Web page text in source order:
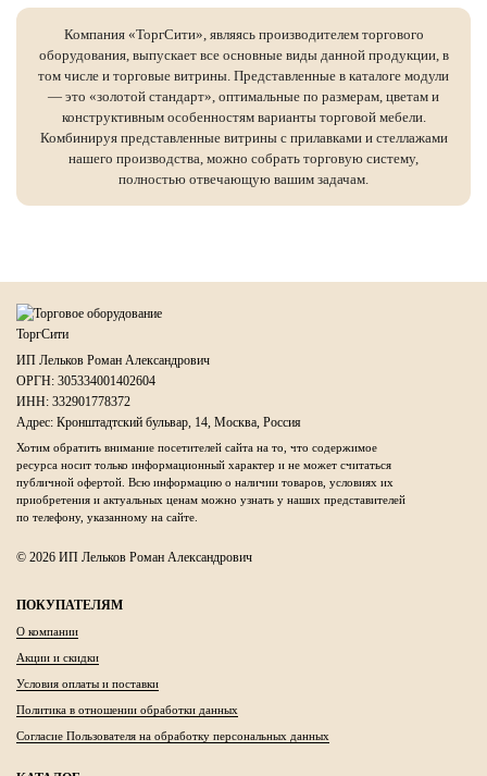
Компания «ТоргСити», являясь производителем торгового
оборудования, выпускает все основные виды данной продукции, в
том числе и торговые витрины. Представленные в каталоге модули
— это «золотой стандарт», оптимальные по размерам, цветам и
конструктивным особенностям варианты торговой мебели.
Комбинируя представленные витрины с прилавками и стеллажами
нашего производства, можно собрать торговую систему,
полностью отвечающую вашим задачам.
ИП Лельков Роман Александрович
ОРГН: 305334001402604
ИНН: 332901778372
Адрес: Кронштадтский бульвар, 14, Москва, Россия
Хотим обратить внимание посетителей сайта на то, что содержимое
ресурса носит только информационный характер и не может считаться
публичной офертой. Всю информацию о наличии товаров, условиях их
приобретения и актуальных ценам можно узнать у наших представителей
по телефону, указанному на сайте.
© 2026 ИП Лельков Роман Александрович
ПОКУПАТЕЛЯМ
О компании
Акции и скидки
Условия оплаты и поставки
Политика в отношении обработки данных
Согласие Пользователя на обработку персональных данных